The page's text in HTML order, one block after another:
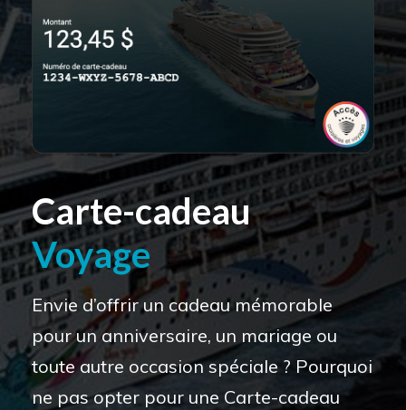
Carte-cadeau
Voyage
Envie d’offrir un cadeau mémorable
pour un anniversaire, un mariage ou
toute autre occasion spéciale ? Pourquoi
ne pas opter pour une Carte-cadeau